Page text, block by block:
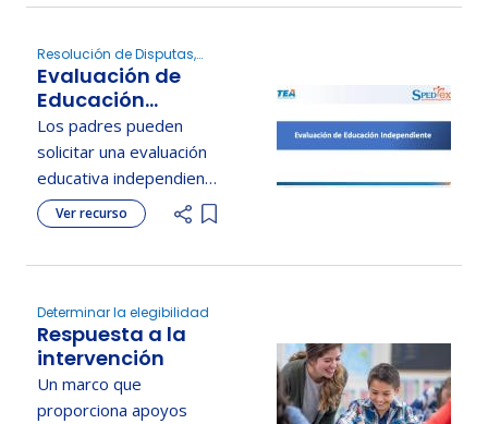
nivel.
Resolución de Disputas,
Determinar la elegibilidad,
Comprender los derechos
de los padres
Evaluación de
Educación
Independiente
Los padres pueden
solicitar una evaluación
educativa independiente
gratuita si no están de
acuerdo con la
Ver recurso
Add item to list
Determinar la elegibilidad
Respuesta a la
intervención
Un marco que
proporciona apoyos